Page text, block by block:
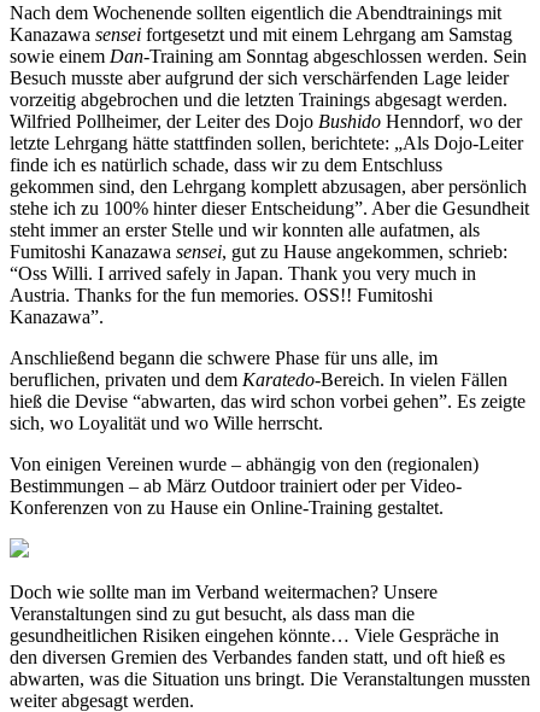
Nach dem Wochenende sollten eigentlich die Abendtrainings mit
Kanazawa sensei fortgesetzt und mit einem Lehrgang am Samstag
sowie einem Dan-Training am Sonntag abgeschlossen werden. Sein
Besuch musste aber aufgrund der sich verschärfenden Lage leider
vorzeitig abgebrochen und die letzten Trainings abgesagt werden.
Wilfried Pollheimer, der Leiter des Dojo Bushido Henndorf, wo der
letzte Lehrgang hätte stattfinden sollen, berichtete: „Als Dojo-Leiter
finde ich es natürlich schade, dass wir zu dem Entschluss
gekommen sind, den Lehrgang komplett abzusagen, aber persönlich
stehe ich zu 100% hinter dieser Entscheidung”. Aber die Gesundheit
steht immer an erster Stelle und wir konnten alle aufatmen, als
Fumitoshi Kanazawa sensei, gut zu Hause angekommen, schrieb:
“Oss Willi. I arrived safely in Japan. Thank you very much in
Austria. Thanks for the fun memories. OSS!! Fumitoshi
Kanazawa”.
Anschließend begann die schwere Phase für uns alle, im
beruflichen, privaten und dem Karatedo-Bereich. In vielen Fällen
hieß die Devise “abwarten, das wird schon vorbei gehen”. Es zeigte
sich, wo Loyalität und wo Wille herrscht.
Von einigen Vereinen wurde – abhängig von den (regionalen)
Bestimmungen – ab März Outdoor trainiert oder per Video-
Konferenzen von zu Hause ein Online-Training gestaltet.
Doch wie sollte man im Verband weitermachen? Unsere
Veranstaltungen sind zu gut besucht, als dass man die
gesundheitlichen Risiken eingehen könnte… Viele Gespräche in
den diversen Gremien des Verbandes fanden statt, und oft hieß es
abwarten, was die Situation uns bringt. Die Veranstaltungen mussten
weiter abgesagt werden.